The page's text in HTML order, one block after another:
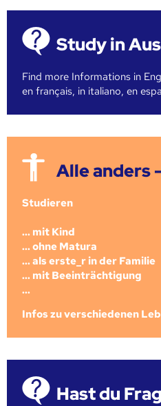
Study in
Find more Informations in
en français, in italiano, en
Alle anders
Studieren
... mit Kind
... ohne Matura
... als erste_r in der Familie
... mit Beeinträchtigung
...
Infos zu verschiedenen
Hast du